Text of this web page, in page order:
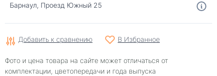
Барнаул, Проезд Южный 25
Добавить к сравнению В Избранное
Фото и цена товара на сайте может отличаться от
комплектации, цветопередачи и года выпуска